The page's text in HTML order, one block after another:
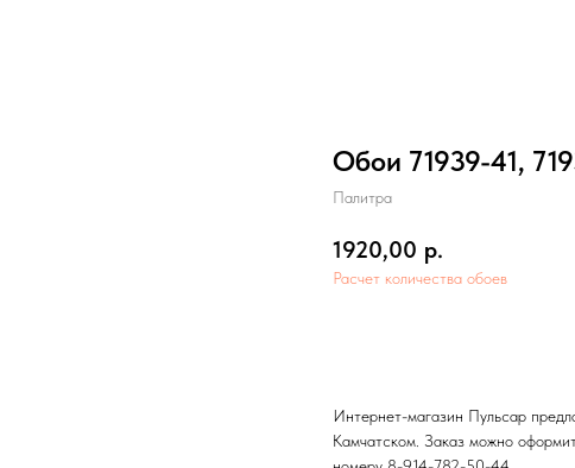
Обои 71939-41,
Палитра
1920,00 р.
Расчет количества обоев
Интернет-магазин Пульсар
Камчатском. Заказ можно